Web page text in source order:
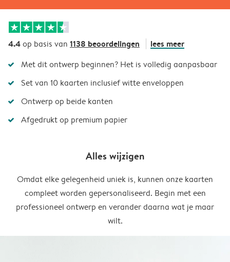
4.4op basis van 1138 beoordelingen lees meer
Met dit ontwerp beginnen? Het is volledig aanpasbaar
Set van 10 kaarten inclusief witte enveloppen
Ontwerp op beide kanten
Afgedrukt op premium papier
Alles wijzigen
Omdat elke gelegenheid uniek is, kunnen onze kaarten
compleet worden gepersonaliseerd. Begin met een
professioneel ontwerp en verander daarna wat je maar
wilt.